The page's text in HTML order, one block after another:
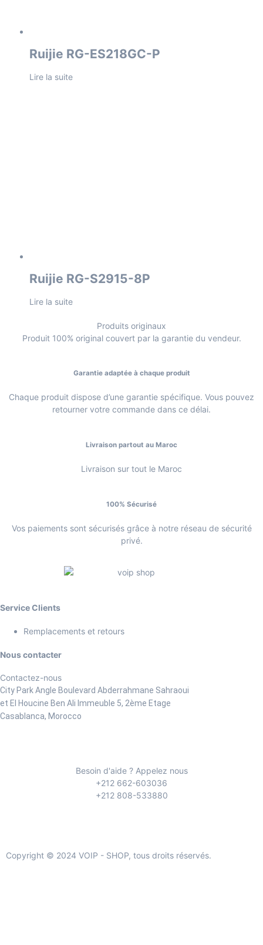
Ruijie RG-ES218GC-P
Lire la suite
Ruijie RG-S2915-8P
Lire la suite
Produits originaux
Produit 100% original couvert par la garantie du vendeur.
Garantie adaptée à chaque produit
Chaque produit dispose d’une garantie spécifique. Vous pouvez
retourner votre commande dans ce délai.
Livraison partout au Maroc
Livraison sur tout le Maroc
100% Sécurisé
Vos paiements sont sécurisés grâce à notre réseau de sécurité
privé.
Service Clients
Remplacements et retours
Nous contacter
Contactez-nous
City Park Angle Boulevard Abderrahmane Sahraoui
et El Houcine Ben Ali Immeuble 5, 2ème Etage
Casablanca, Morocco
Besoin d'aide ? Appelez nous
+212 662-603036
+212 808-533880
Copyright © 2024 VOIP - SHOP, tous droits réservés.